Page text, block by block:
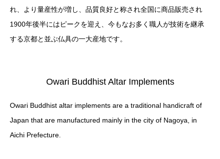
れ、より量産性が増し、品質良好と称され全国に商品販売され
1900年後半にはピークを迎え、今もなお多く職人が技術を継承
する京都と並ぶ仏具の一大産地です。
Owari Buddhist Altar Implements
Owari Buddhist altar implements are a traditional handicraft of
Japan that are manufactured mainly in the city of Nagoya, in
Aichi Prefecture.